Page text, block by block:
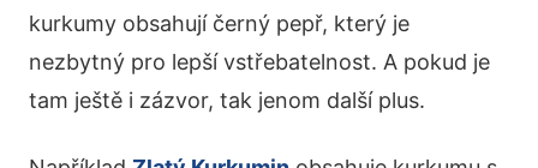
kurkumy obsahují černý pepř, který je
nezbytný pro lepší vstřebatelnost. A pokud je
tam ještě i zázvor, tak jenom další plus.